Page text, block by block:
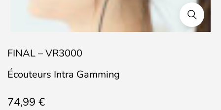
FINAL – VR3000
Écouteurs Intra Gamming
74,99 €